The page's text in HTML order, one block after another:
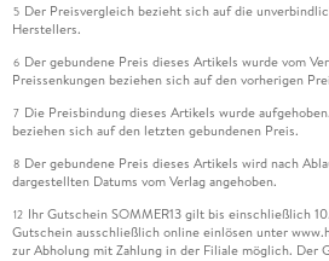
5 Der Preisvergleich bezieht sich auf die
Herstellers.
6 Der gebundene Preis dieses Artikels wurde vom
Preissenkungen beziehen sich auf den vorherigen
7 Die Preisbindung dieses Artikels wurde
beziehen sich auf den letzten gebundenen Preis.
8 Der gebundene Preis dieses Artikels wird nach
dargestellten Datums vom Verlag angehoben.
12 Ihr Gutschein SOMMER13 gilt bis einschließlich
Gutschein ausschließlich online einlösen unter
zur Abholung mit Zahlung in der Filiale möglich.